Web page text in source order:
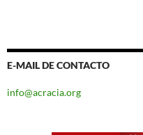
E-MAIL DE CONTACTO
info@acracia.org